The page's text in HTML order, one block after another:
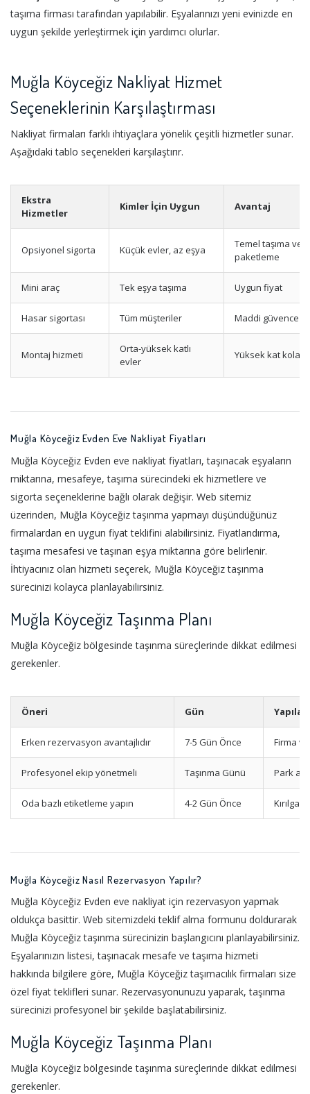
taşıma firması tarafından yapılabilir. Eşyalarınızı yeni evinizde en
uygun şekilde yerleştirmek için yardımcı olurlar.
Muğla Köyceğiz Nakliyat Hizmet
Seçeneklerinin Karşılaştırması
Nakliyat firmaları farklı ihtiyaçlara yönelik çeşitli hizmetler sunar.
Aşağıdaki tablo seçenekleri karşılaştırır.
Ekstra
Hizmetler
Kimler İçin Uygun Avantaj
Opsiyonel sigorta Küçük evler, az eşya
Temel taşıma ve
paketleme
Mini araç Tek eşya taşıma Uygun fiyat
Hasar sigortası Tüm müşteriler Maddi güvence
Montaj hizmeti
Orta-yüksek katlı
evler
Yüksek kat
Muğla Köyceğiz Evden Eve Nakliyat Fiyatları
Muğla Köyceğiz Evden eve nakliyat fiyatları, taşınacak eşyaların
miktarına, mesafeye, taşıma sürecindeki ek hizmetlere ve
sigorta seçeneklerine bağlı olarak değişir. Web sitemiz
üzerinden, Muğla Köyceğiz taşınma yapmayı düşündüğünüz
firmalardan en uygun fiyat teklifini alabilirsiniz. Fiyatlandırma,
taşıma mesafesi ve taşınan eşya miktarına göre belirlenir.
İhtiyacınız olan hizmeti seçerek, Muğla Köyceğiz taşınma
sürecinizi kolayca planlayabilirsiniz.
Muğla Köyceğiz Taşınma Planı
Muğla Köyceğiz bölgesinde taşınma süreçlerinde dikkat edilmesi
gerekenler.
Öneri Gün
Erken rezervasyon avantajlıdır 7-5 Gün Önce Firma
Profesyonel ekip yönetmeli Taşınma Günü Park
Oda bazlı etiketleme yapın 4-2 Gün Önce
Muğla Köyceğiz Nasıl Rezervasyon Yapılır?
Muğla Köyceğiz Evden eve nakliyat için rezervasyon yapmak
oldukça basittir. Web sitemizdeki teklif alma formunu doldurarak
Muğla Köyceğiz taşınma sürecinizin başlangıcını planlayabilirsiniz.
Eşyalarınızın listesi, taşınacak mesafe ve taşıma hizmeti
hakkında bilgilere göre, Muğla Köyceğiz taşımacılık firmaları size
özel fiyat teklifleri sunar. Rezervasyonunuzu yaparak, taşınma
sürecinizi profesyonel bir şekilde başlatabilirsiniz.
Muğla Köyceğiz Taşınma Planı
Muğla Köyceğiz bölgesinde taşınma süreçlerinde dikkat edilmesi
gerekenler.